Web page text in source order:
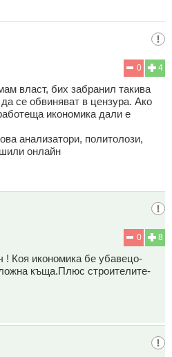
4
0
власт, бих забранил такива
се обвиняват в цензура. Ако
икономика дали е
анализатори, политолози,
онлайн
8
0
Коя икономика бе убавецо-
къща.Плюс строителите-